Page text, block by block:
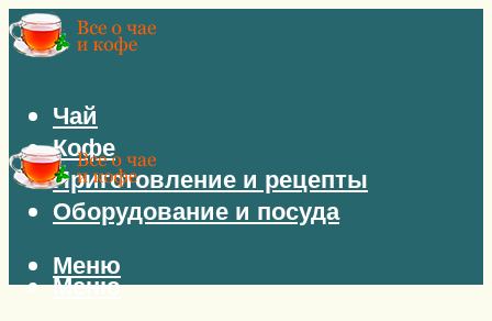
Чай
Кофе
Приготовление и рецепты
Оборудование и посуда
Меню
Меню